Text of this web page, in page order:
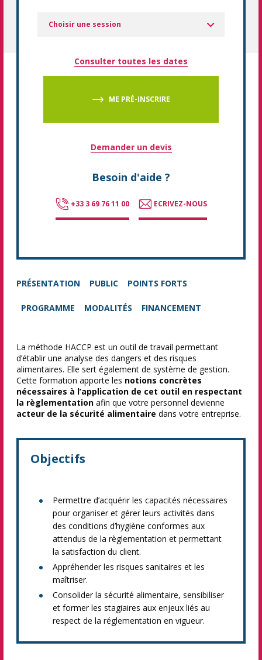
Choisir une session
Consulter toutes les dates
ME PRÉ-INSCRIRE
Demander un devis
Besoin d'aide ?
+33 3 69 76 11 00 ECRIVEZ-NOUS
PRÉSENTATION PUBLIC POINTS FORTS
PROGRAMME MODALITÉS FINANCEMENT
La méthode HACCP est un outil de travail permettant
d’établir une analyse des dangers et des risques
alimentaires. Elle sert également de système de gestion.
Cette formation apporte les notions concrètes
nécessaires à l’application de cet outil en respectant
la règlementation afin que votre personnel devienne
acteur de la sécurité alimentaire dans votre entreprise.
Objectifs
Permettre d’acquérir les capacités nécessaires
pour organiser et gérer leurs activités dans
des conditions d’hygiène conformes aux
attendus de la règlementation et permettant
la satisfaction du client.
Appréhender les risques sanitaires et les
maîtriser.
Consolider la sécurité alimentaire, sensibiliser
et former les stagiaires aux enjeux liés au
respect de la réglementation en vigueur.